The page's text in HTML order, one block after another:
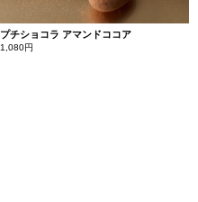
プチショコラ アマンドココア
1,080円